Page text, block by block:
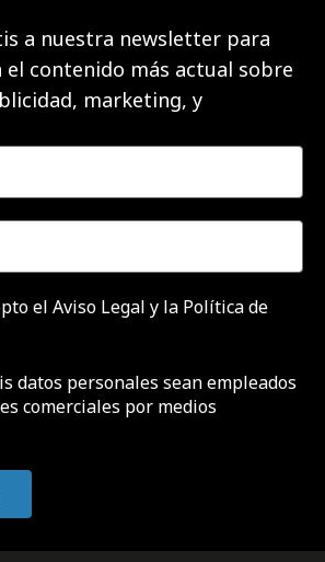
a nuestra newsletter para
el contenido más actual sobre
marketing, y
el Aviso Legal y la Política de
datos personales sean empleados
comerciales por medios